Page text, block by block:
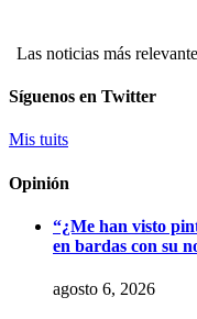
Las noticias más
Síguenos en Twitter
Mis tuits
Opinión
“¿Me han visto
en bardas con su
agosto 6, 2026